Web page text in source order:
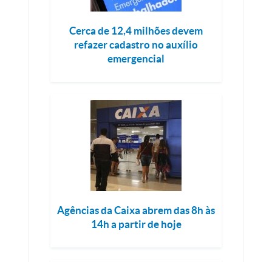
Cerca de 12,4 milhões devem
refazer cadastro no auxílio
emergencial
Agências da Caixa abrem das 8h às
14h a partir de hoje